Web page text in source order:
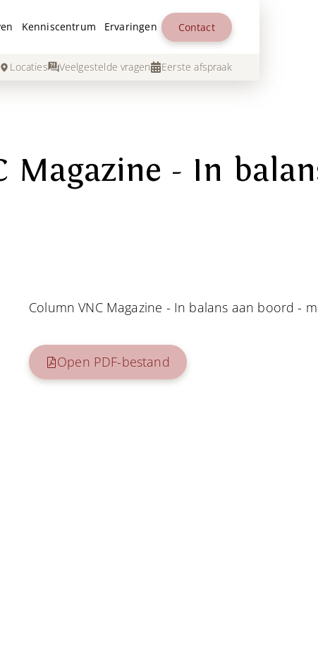
Kenniscentrum Ervaringen Contact
Locaties Veelgestelde vragen Eerste afspraak
Magazine - In
Column VNC Magazine - In balans aan boord -
Open PDF-bestand